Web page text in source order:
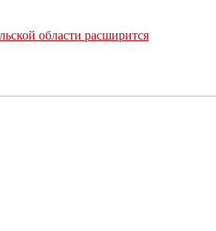
области расширится